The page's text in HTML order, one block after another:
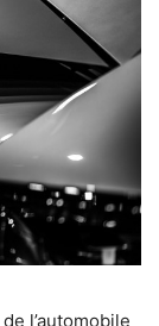
de l’automobile